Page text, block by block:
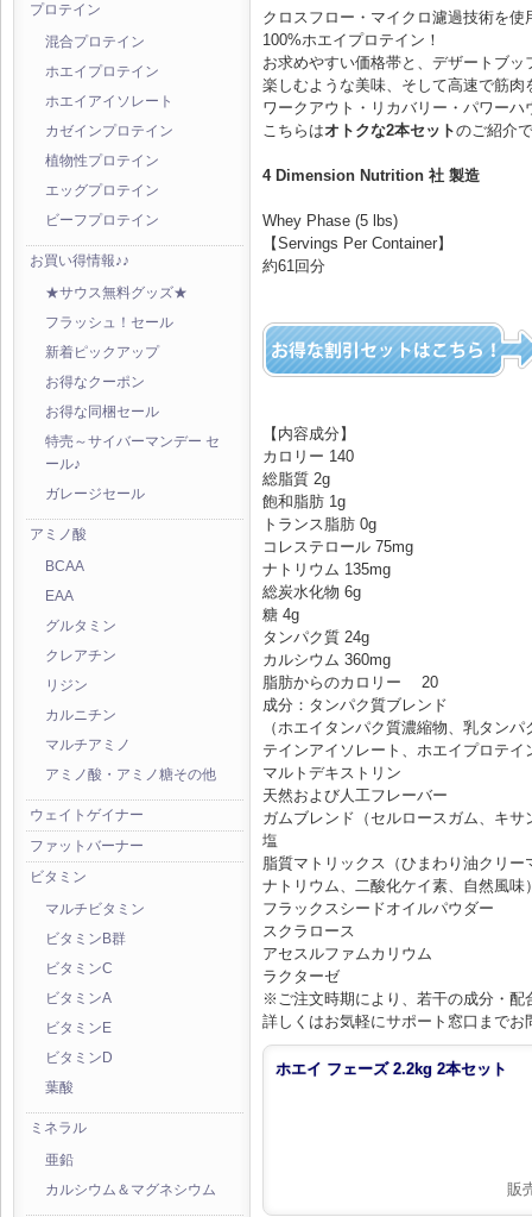
プロテイン
混合プロテイン
ホエイプロテイン
ホエイアイソレート
カゼインプロテイン
植物性プロテイン
エッグプロテイン
ビーフプロテイン
お買い得情報♪♪
★サウス無料グッズ★
フラッシュ！セール
新着ピックアップ
お得なクーポン
お得な同梱セール
特売～サイバーマンデー セ
ール♪
ガレージセール
アミノ酸
BCAA
EAA
グルタミン
クレアチン
リジン
カルニチン
マルチアミノ
アミノ酸・アミノ糖その他
ウェイトゲイナー
ファットバーナー
ビタミン
マルチビタミン
ビタミンB群
ビタミンC
ビタミンA
ビタミンE
ビタミンD
葉酸
ミネラル
亜鉛
カルシウム＆マグネシウム
クロスフロー・マイクロ濾過技術を使
100%ホエイプロテイン！
お求めやすい価格帯と、デザートブッ
楽しむような美味、そして高速で筋肉
ワークアウト・リカバリー・パワーハ
こちらはオトクな2本セットのご紹介
4 Dimension Nutrition 社 製造
Whey Phase (5 lbs)
【Servings Per Container】
約61回分
【内容成分】
カロリー 140
総脂質 2g
飽和脂肪 1g
トランス脂肪 0g
コレステロール 75mg
ナトリウム 135mg
総炭水化物 6g
糖 4g
タンパク質 24g
カルシウム 360mg
脂肪からのカロリー 20
成分：タンパク質ブレンド
（ホエイタンパク質濃縮物、乳タン
テインアイソレート、ホエイプロテ
マルトデキストリン
天然および人工フレーバー
ガムブレンド（セルロースガム、キ
塩
脂質マトリックス（ひまわり油クリ
ナトリウム、二酸化ケイ素、自然風味
フラックスシードオイルパウダー
スクラロース
アセスルファムカリウム
ラクターゼ
※ご注文時期により、若干の成分・配
詳しくはお気軽にサポート窓口までお
ホエイ フェーズ 2.2kg 2本セット
販